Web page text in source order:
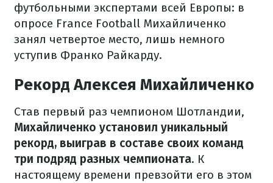
футбольными экспертами всей Европы: в
опросе France Football Михайличенко
занял четвертое место, лишь немного
уступив Франко Райкарду.
Рекорд Алексея Михайличенко
Став первый раз чемпионом Шотландии,
Михайличенко установил уникальный
рекорд, выиграв в составе своих команд
три подряд разных чемпионата. К
настоящему времени превзойти его в этом